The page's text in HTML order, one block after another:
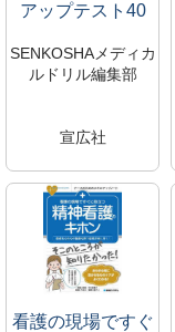
アップテスト40
SENKOSHAメディカ
ルドリル編集部
宣広社
WY/18.2/S
1003559
鷹野研究室（428研
究室）
専有資料のため閲覧
不可
看護の現場ですぐ